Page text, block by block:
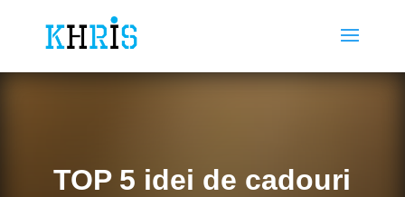
TOP 5 idei de cadouri